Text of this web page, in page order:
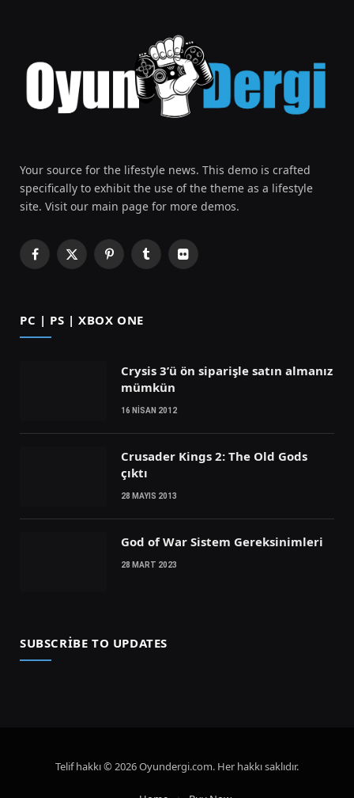
Your source for the lifestyle news. This demo is crafted
specifically to exhibit the use of the theme as a lifestyle
site. Visit our main page for more demos.
Facebook
X
PinterestTumblrFlickr
PC | PS | XBOX ONE
Crysis 3’ü ön siparişle satın almanız
mümkün
16 NISAN 2012
Crusader Kings 2: The Old Gods
çıktı
28 MAYIS 2013
God of War Sistem Gereksinimleri
28 MART 2023
SUBSCRIBE TO UPDATES
Telif hakkı © 2026 Oyundergi.com. Her hakkı saklıdır.